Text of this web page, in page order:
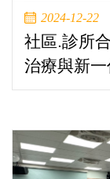
2024-12-22
社區.診所
治療與新